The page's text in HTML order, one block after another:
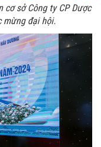
cơ sở Công ty CP Dược
mừng đại hội.